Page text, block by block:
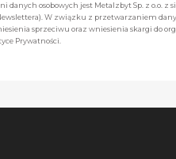
danych osobowych jest Metalzbyt Sp. z o.o.
W związku z przetwarzaniem
sprzeciwu oraz wniesienia skargi do
Prywatności.